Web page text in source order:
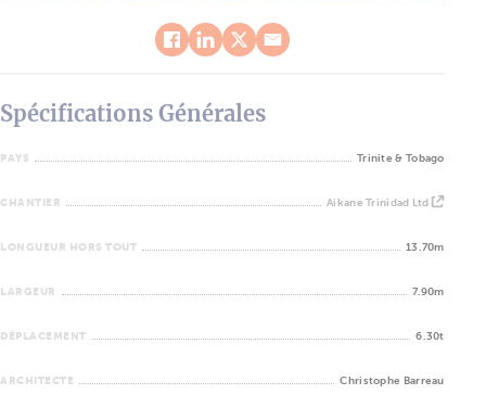
Spécifications Générales
PAYS Trinite & Tobago
CHANTIER Aikane Trinidad Ltd
LONGUEUR HORS TOUT 13.70m
LARGEUR 7.90m
DÉPLACEMENT 6.30t
ARCHITECTE Christophe Barreau